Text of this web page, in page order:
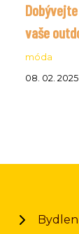
vaše
móda
08. 02. 2025